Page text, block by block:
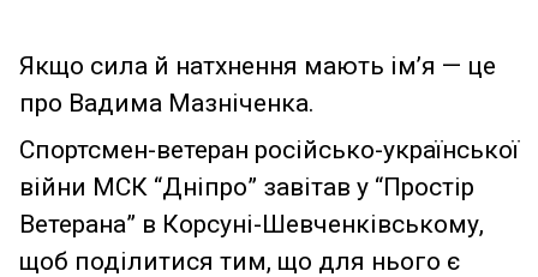
Якщо сила й натхнення мають ім’я — це
про Вадима Мазніченка.
Спортсмен-ветеран російсько-української
війни МСК “Дніпро” завітав у “Простір
Ветерана” в Корсуні-Шевченківському,
щоб поділитися тим, що для нього є